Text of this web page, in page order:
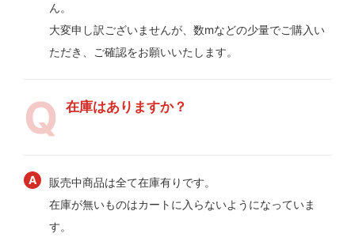
ん。
大変申し訳ございませんが、数mなどの少量でご購入い
ただき、ご確認をお願いいたします。
在庫はありますか？
販売中商品は全て在庫有りです。
在庫が無いものはカートに入らないようになっていま
す。